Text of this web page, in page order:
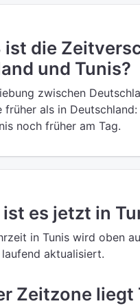
ist die
und Tunis?
zwischen
früher als in
noch früher am Tag.
es jetzt in
in Tunis wird oben
aktualisiert.
Zeitzone liegt